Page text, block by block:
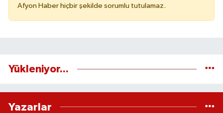
Afyon Haber hiçbir şekilde sorumlu tutulamaz.
Yükleniyor...
Yazarlar